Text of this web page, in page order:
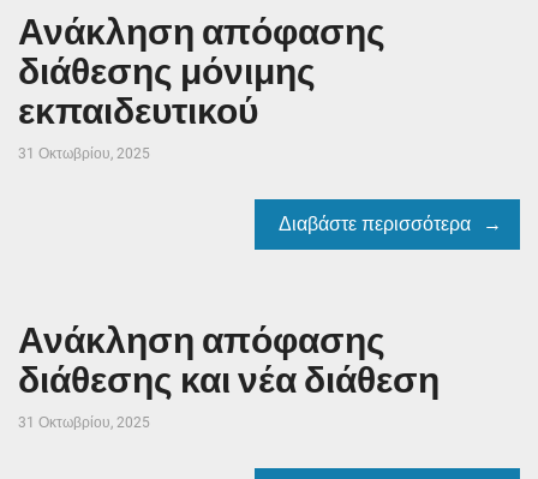
Ανάκληση απόφασης
διάθεσης μόνιμης
εκπαιδευτικού
31 Οκτωβρίου, 2025
Διαβάστε περισσότερα
Ανάκληση απόφασης
διάθεσης και νέα διάθεση
31 Οκτωβρίου, 2025